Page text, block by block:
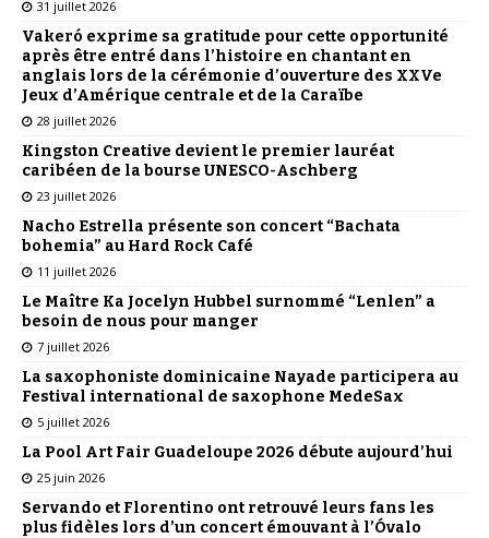
31 juillet 2026
Vakeró exprime sa gratitude pour cette opportunité
après être entré dans l’histoire en chantant en
anglais lors de la cérémonie d’ouverture des XXVe
Jeux d’Amérique centrale et de la Caraïbe
28 juillet 2026
Kingston Creative devient le premier lauréat
caribéen de la bourse UNESCO-Aschberg
23 juillet 2026
Nacho Estrella présente son concert “Bachata
bohemia” au Hard Rock Café
11 juillet 2026
Le Maître Ka Jocelyn Hubbel surnommé “Lenlen” a
besoin de nous pour manger
7 juillet 2026
La saxophoniste dominicaine Nayade participera au
Festival international de saxophone MedeSax
5 juillet 2026
La Pool Art Fair Guadeloupe 2026 débute aujourd’hui
25 juin 2026
Servando et Florentino ont retrouvé leurs fans les
plus fidèles lors d’un concert émouvant à l’Óvalo